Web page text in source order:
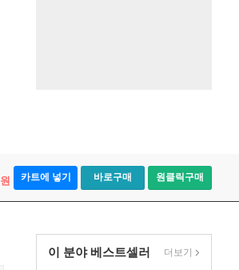
원 카트에 넣기 바로구매 원클릭구매
이 분야 베스트셀러 더보기